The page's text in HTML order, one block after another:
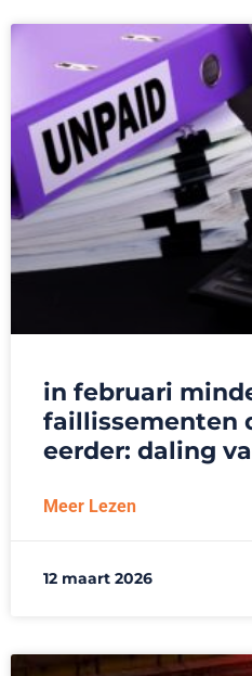
in februari
faillissementen
eerder: daling
Meer Lezen
12 maart 2026